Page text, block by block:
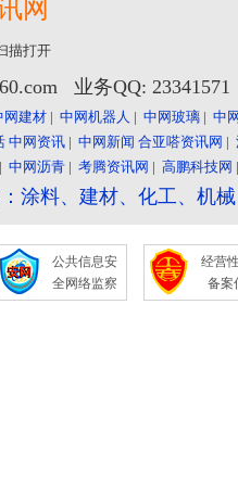
网
描打开
业务QQ:
网建材 | 中网机器人 | 中网玻璃 | 中
中网资讯 | 中网新闻 合亚嗒资讯网 |
| 中网沥青 | 考腾资讯网 | 高鹏科技网
涂料、建材、化工、机
公共信息安
全网络监察
经营
备案